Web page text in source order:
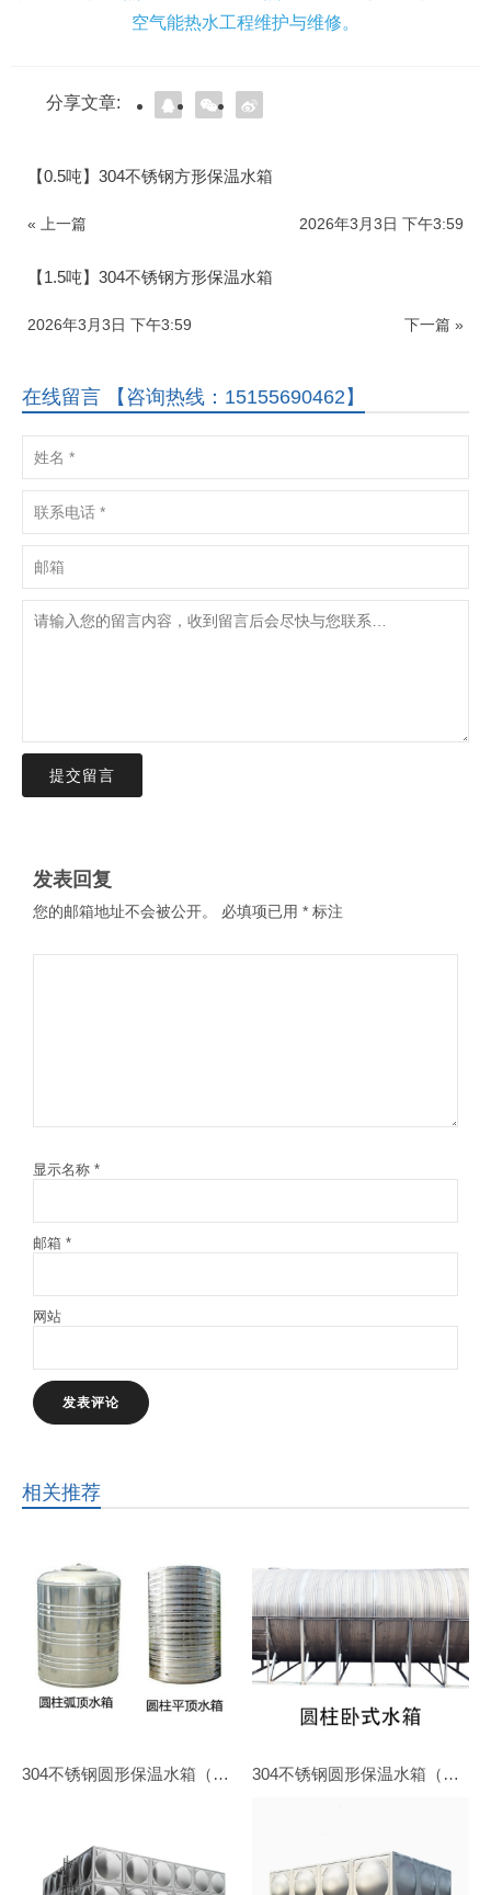
空气能热水工程维护与维修。
分享文章:
【0.5吨】304不锈钢方形保温水箱
« 上一篇 2026年3月3日 下午3:59
【1.5吨】304不锈钢方形保温水箱
下一篇 »
2026年3月3日 下午3:59
在线留言 【咨询热线：15155690462】
提交留言
发表回复
您的邮箱地址不会被公开。 必填项已用 * 标注
显示名称 *
邮箱 *
网站
相关推荐
304不锈钢圆形保温水箱（立式） 304不锈钢圆形保温水箱（卧式）